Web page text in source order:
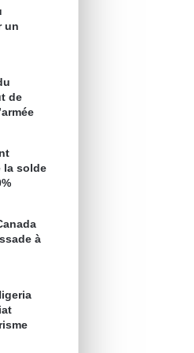
un
de
la solde
à